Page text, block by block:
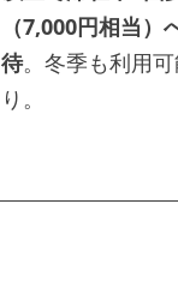
（7,000円相当）
待。冬季も利用
り。